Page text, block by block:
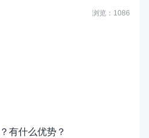
浏览：1086
有什么优势？